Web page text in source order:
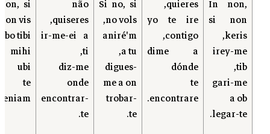
In non,
si non
keris,
irey-me
tib,
gari-me
a ob
legar-te.
quieres,
yo te ire
contigo,
dime a
dónde
te
encontrare.
Si no, si
no vols,
aniré'm
a tu,
digues-
me a on
trobar-
te.
não
quiseres,
ir-me-ei a
ti,
diz-me
onde
encontrar-
te.
si
non vis,
ibo tibi,
mihi
ubi
te